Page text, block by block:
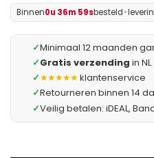
Binnen0u 36m 59sbesteld•
✓Minimaal 12 maanden
✓Gratis verzending in
✓★★★★★klantenservice
✓Retourneren binnen 14
✓Veilig betalen: iDEAL,